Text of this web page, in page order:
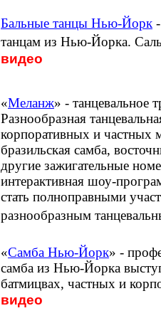
Бальные танцы Нью-Йорк-
танцам из Нью-Йорка.
видео
«Меланж» - танцевальное
Разнообразная
корпоративных и частных
бразильская самба,
другие зажигательные
интерактивная шоу-
стать полноправными
разнообразным
«Самба Нью-Йорк» -
самба из Нью-Йорка
батмицвах, частных и
видео